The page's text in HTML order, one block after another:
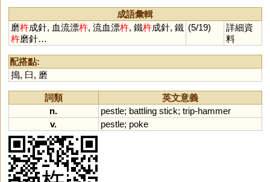
成語彙輯
磨杵成針, 血流漂杵, 流血漂杵, 鐵杵成針, 鐵
杵磨針…
(5/19)
詳細資
料
配搭點:
搗, 臼, 磨
詞類
英文意義
n.
pestle; battling stick; trip-hammer
v.
pestle; poke